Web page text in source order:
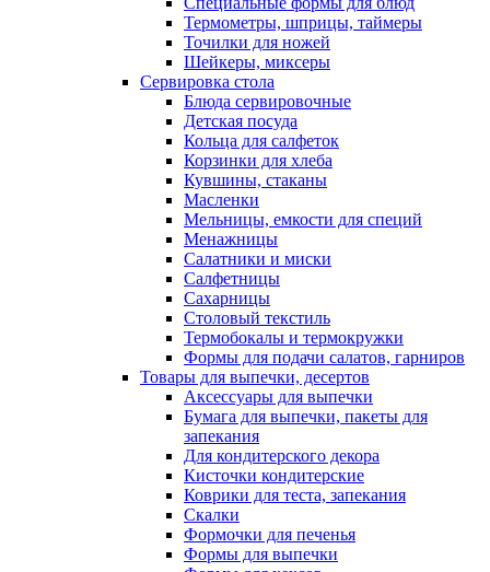
Термометры, шприцы, таймеры
Точилки для ножей
Шейкеры, миксеры
Сервировка стола
Блюда сервировочные
Детская посуда
Кольца для салфеток
Корзинки для хлеба
Кувшины, стаканы
Масленки
Мельницы, емкости для специй
Менажницы
Салатники и миски
Салфетницы
Сахарницы
Столовый текстиль
Термобокалы и термокружки
Формы для подачи салатов, гарниров
Товары для выпечки, десертов
Аксессуары для выпечки
Бумага для выпечки, пакеты для
запекания
Для кондитерского декора
Кисточки кондитерские
Коврики для теста, запекания
Скалки
Формочки для печенья
Формы для выпечки